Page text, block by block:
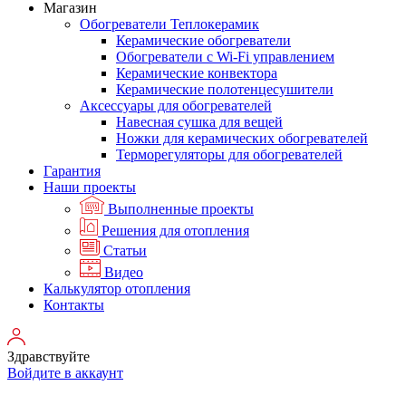
Магазин
Обогреватели Теплокерамик
Керамические обогреватели
Обогреватели с Wi-Fi управлением
Керамические конвектора
Керамические полотенцесушители
Аксессуары для обогревателей
Навесная сушка для вещей
Ножки для керамических обогревателей
Терморегуляторы для обогревателей
Гарантия
Наши проекты
Выполненные проекты
Решения для отопления
Статьи
Видео
Калькулятор отопления
Контакты
Здравствуйте
Войдите в аккаунт